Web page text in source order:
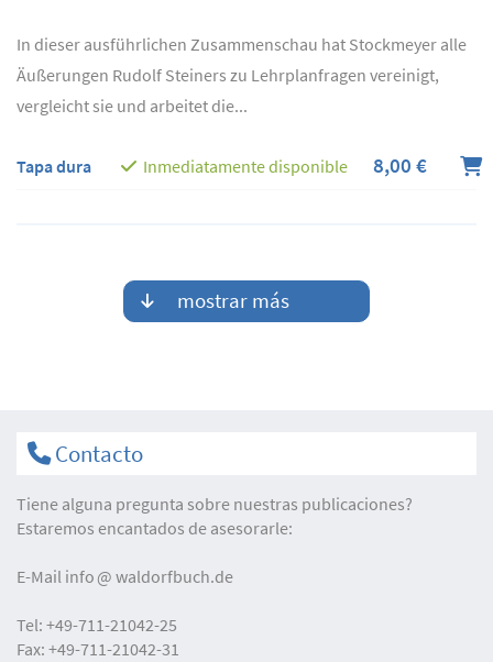
In dieser ausführlichen Zusammenschau hat Stockmeyer alle
Äußerungen Rudolf Steiners zu Lehrplanfragen vereinigt,
vergleicht sie und arbeitet die...
Tapa dura Inmediatamente disponible 8,00 €
mostrar más
Contacto
Tiene alguna pregunta sobre nuestras publicaciones?
Estaremos encantados de asesorarle:
E-Mail info waldorfbuch.de
Tel: +49-711-21042-25
Fax: +49-711-21042-31